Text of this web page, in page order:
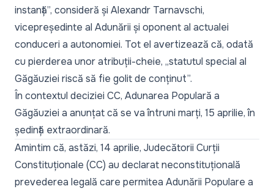
instanță”, consideră și Alexandr Tarnavschi,
vicepreședinte al Adunării și oponent al actualei
conduceri a autonomiei. Tot el avertizează că, odată
cu pierderea unor atribuții-cheie, „statutul special al
Găgăuziei riscă să fie golit de conținut”.
În contextul deciziei CC, Adunarea Populară a
Găgăuziei a anunțat că se va întruni marți, 15 aprilie, în
ședință extraordinară.
Amintim că, astăzi, 14 aprilie, Judecătorii Curții
Constituționale (CC) au declarat neconstituțională
prevederea legală care permitea Adunării Populare a